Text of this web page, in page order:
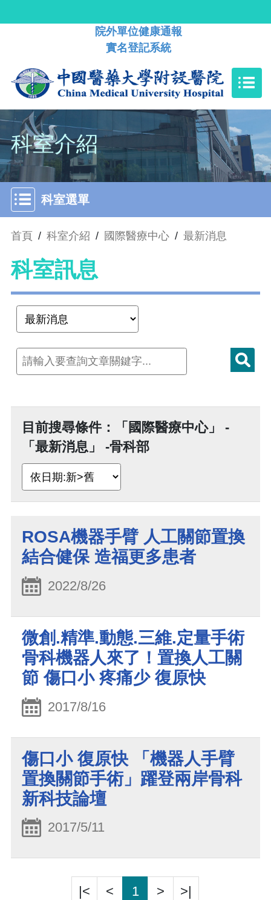
院外單位健康通報
實名登記系統
科室介紹
科室選單
首頁 / 科室介紹 / 國際醫療中心 / 最新消息
科室訊息
目前搜尋條件：「國際醫療中心」 -
「最新消息」 -骨科部
ROSA機器手臂 人工關節置換
結合健保 造福更多患者
2022/8/26
微創.精準.動態.三維.定量手術
骨科機器人來了！置換人工關
節 傷口小 疼痛少 復原快
2017/8/16
傷口小 復原快 「機器人手臂
置換關節手術」躍登兩岸骨科
新科技論壇
2017/5/11
|< < 1 > >|